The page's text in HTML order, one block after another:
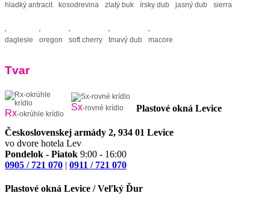
hladký antracit kosodrevina zlatý buk írsky dub jasný dub sierra
daglesie oregon soft cherry tmavý dub macore
Tvar
Rx-okrúhle krídlo
Sx-rovné krídlo Plastové okná Levice
Československej armády 2, 934 01 Levice
vo dvore hotela Lev
Pondelok - Piatok 9:00 - 16:00
0905 / 721 070 | 0911 / 721 070
Plastové okná Levice / Veľký Ďur